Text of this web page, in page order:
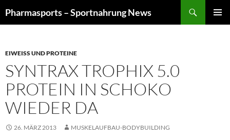
Inhalt
Pharmasports – Sportnahrung News
EIWEISS UND PROTEINE
SYNTRAX TROPHIX 5.0
PROTEIN IN SCHOKO
WIEDER DA
26. MÄRZ 2013 MUSKELAUFBAU-BODYBUILDING